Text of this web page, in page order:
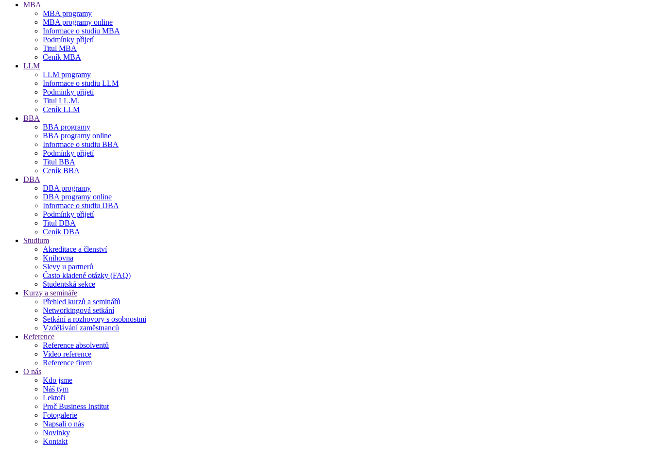
MBA
MBA programy
MBA programy online
Informace o studiu MBA
Podmínky přijetí
Titul MBA
Ceník MBA
LLM
LLM programy
Informace o studiu LLM
Podmínky přijetí
Titul LL.M.
Ceník LLM
BBA
BBA programy
BBA programy online
Informace o studiu BBA
Podmínky přijetí
Titul BBA
Ceník BBA
DBA
DBA programy
DBA programy online
Informace o studiu DBA
Podmínky přijetí
Titul DBA
Ceník DBA
Studium
Akreditace a členství
Knihovna
Slevy u partnerů
Často kladené otázky (FAQ)
Studentská sekce
Kurzy a semináře
Přehled kurzů a seminářů
Networkingová setkání
Setkání a rozhovory s osobnostmi
Vzdělávání zaměstnanců
Reference
Reference absolventů
Video reference
Reference firem
O nás
Kdo jsme
Náš tým
Lektoři
Proč Business Institut
Fotogalerie
Napsali o nás
Novinky
Kontakt